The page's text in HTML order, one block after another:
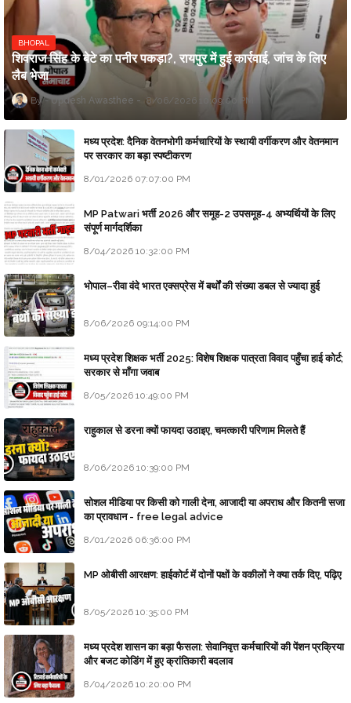
BHOPAL
शिवराज सिंह के बेटे का पनीर पकड़ा?, रायपुर में हुई कार्रवाई, जांच के लिए
लैब भेजा
Updesh Awasthee 8/06/2026 10:09:00 PM
मध्य प्रदेश: दैनिक वेतनभोगी कर्मचारियों के स्थायी वर्गीकरण और वेतनमान
पर सरकार का बड़ा स्पष्टीकरण
8/01/2026 07:07:00 PM
MP Patwari भर्ती 2026 और समूह-2 उपसमूह-4 अभ्यर्थियों के लिए
संपूर्ण मार्गदर्शिका
8/04/2026 10:32:00 PM
भोपाल–रीवा वंदे भारत एक्सप्रेस में बर्थों की संख्या डबल से ज्यादा हुई
8/06/2026 09:14:00 PM
मध्य प्रदेश शिक्षक भर्ती 2025: विशेष शिक्षक पात्रता विवाद पहुँचा हाई कोर्ट;
सरकार से माँगा जवाब
8/05/2026 10:49:00 PM
राहुकाल से डरना क्यों फायदा उठाइए, चमत्कारी परिणाम मिलते हैं
8/06/2026 10:39:00 PM
सोशल मीडिया पर किसी को गाली देना, आजादी या अपराध और कितनी सजा
का प्रावधान - free legal advice
8/01/2026 06:36:00 PM
MP ओबीसी आरक्षण: हाईकोर्ट में दोनों पक्षों के वकीलों ने क्या तर्क दिए, पढ़िए
8/05/2026 10:35:00 PM
मध्य प्रदेश शासन का बड़ा फैसला: सेवानिवृत्त कर्मचारियों की पेंशन प्रक्रिया
और बजट कोडिंग में हुए क्रांतिकारी बदलाव
8/04/2026 10:20:00 PM